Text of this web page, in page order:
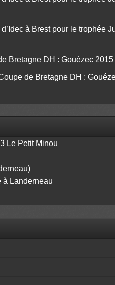
à Brest pour le trophée
Bretagne DH : Gouézec 2015
de Bretagne DH :
Le Petit Minou
à Landerneau